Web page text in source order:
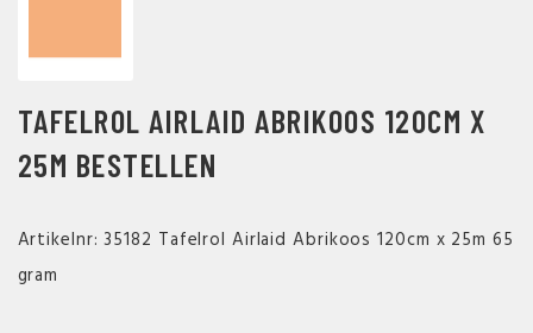
TAFELROL AIRLAID ABRIKOOS 120CM X
25M BESTELLEN
Artikelnr: 35182 Tafelrol Airlaid Abrikoos 120cm x 25m 65
gram